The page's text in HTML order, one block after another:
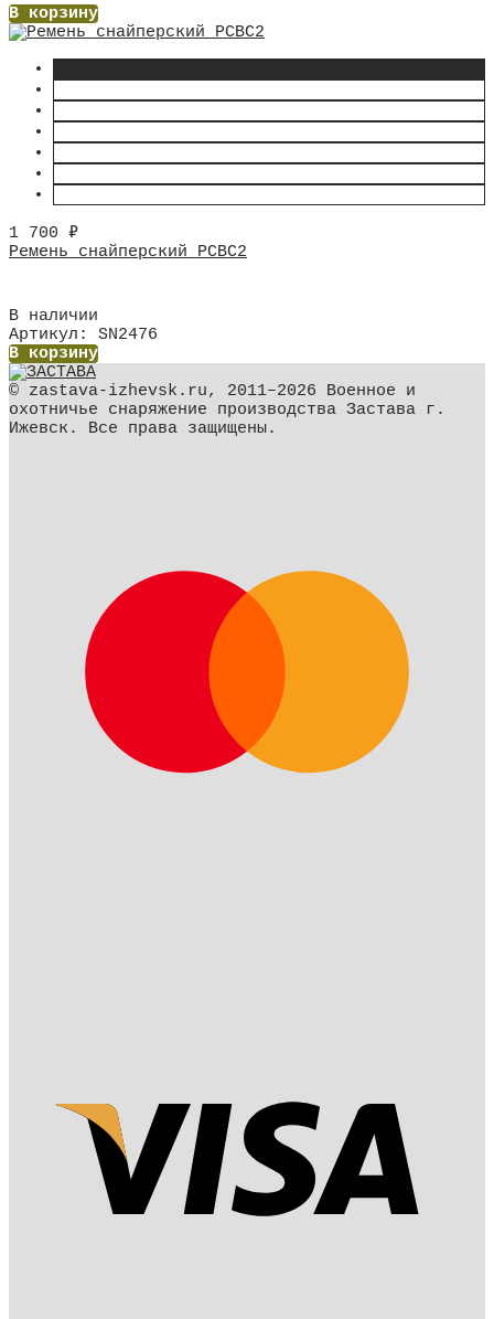
В корзину
1 700 ₽
Ремень снайперский РСВС2
В наличии
Артикул: SN2476
В корзину
© zastava-izhevsk.ru, 2011–2026 Военное и
охотничье снаряжение производства Застава г.
Ижевск. Все права защищены.